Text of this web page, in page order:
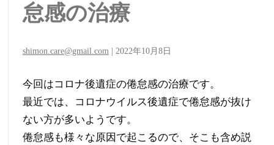
院
ー
枯
れ・
怠感の治療
shimon.care@gmail.com 2022年10月8日
今回はコロナ後遺症の倦怠感の治療です。
最近では、コロナウイルス後遺症で倦怠感が抜け
ない方が多いようです。
倦怠感も様々な原因で起こるので、そこも含め説